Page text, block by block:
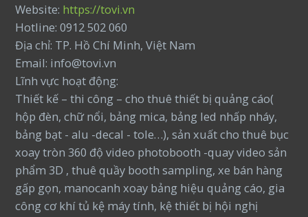
Website: https://tovi.vn
Hotline: 0912 502 060
Địa chỉ: TP. Hồ Chí Minh, Việt Nam
Email: info@tovi.vn
Lĩnh vực hoạt động:
Thiết kế – thi công – cho thuê thiết bị quảng cáo(
hộp đèn, chữ nổi, bảng mica, bảng led nhấp nháy,
bảng bạt - alu -decal - tole…), sản xuất cho thuê bục
xoay tròn 360 độ video photobooth -quay video sản
phẩm 3D , thuê quầy booth sampling, xe bán hàng
gấp gọn, manocanh xoay bảng hiệu quảng cáo, gia
công cơ khí tủ kệ máy tính, kệ thiết bị hội nghị